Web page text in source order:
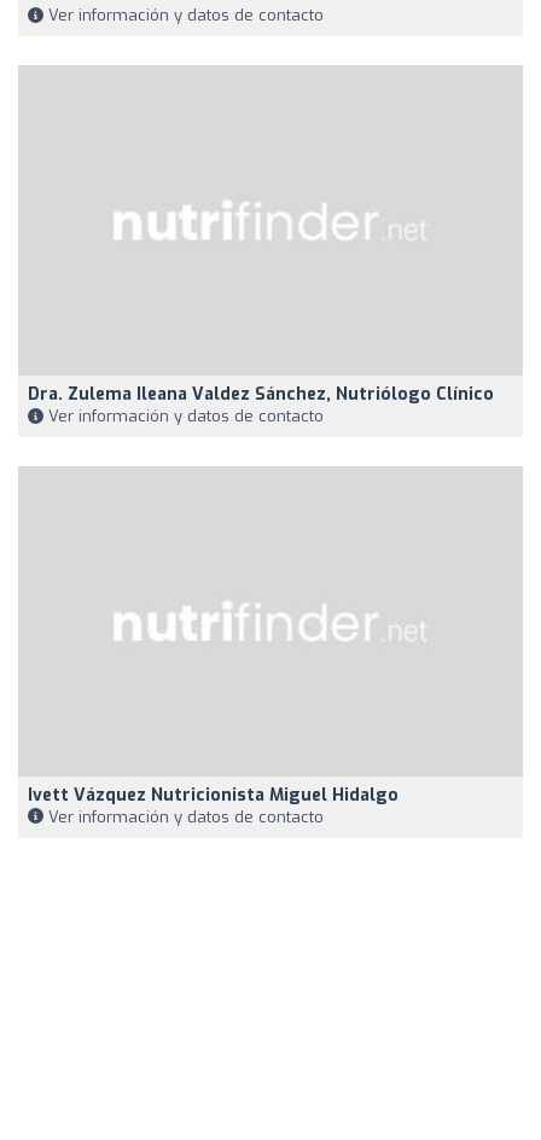
Ver información y datos de contacto
Dra. Zulema Ileana Valdez Sánchez, Nutriólogo Clínico
Ver información y datos de contacto
Ivett Vázquez Nutricionista Miguel Hidalgo
Ver información y datos de contacto